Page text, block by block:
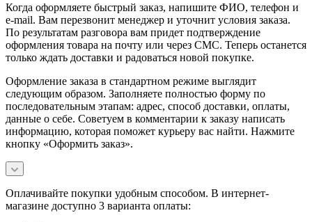
Когда оформляете быстрый заказ, напишите ФИО, телефон и
e-mail. Вам перезвонит менеджер и уточнит условия заказа.
По результатам разговора вам придет подтверждение
оформления товара на почту или через СМС. Теперь останется
только ждать доставки и радоваться новой покупке.
Оформление заказа в стандартном режиме выглядит
следующим образом. Заполняете полностью форму по
последовательным этапам: адрес, способ доставки, оплаты,
данные о себе. Советуем в комментарии к заказу написать
информацию, которая поможет курьеру вас найти. Нажмите
кнопку «Оформить заказ».
Оплачивайте покупки удобным способом. В интернет-
магазине доступно 3 варианта оплаты: